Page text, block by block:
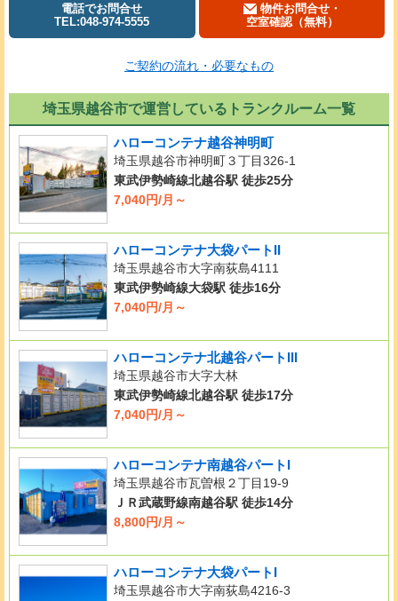
電話でお問合せ
TEL:048-974-5555
物件お問合せ・
空室確認（無料）
ご契約の流れ・必要なもの
埼玉県越谷市で運営しているトランクルーム一覧
ハローコンテナ越谷神明町
埼玉県越谷市神明町３丁目326-1
東武伊勢崎線北越谷駅 徒歩25分
7,040円/月～
ハローコンテナ大袋パートII
埼玉県越谷市大字南荻島4111
東武伊勢崎線大袋駅 徒歩16分
7,040円/月～
ハローコンテナ北越谷パートIII
埼玉県越谷市大字大林
東武伊勢崎線北越谷駅 徒歩17分
7,040円/月～
ハローコンテナ南越谷パートI
埼玉県越谷市瓦曽根２丁目19-9
ＪＲ武蔵野線南越谷駅 徒歩14分
8,800円/月～
ハローコンテナ大袋パートI
埼玉県越谷市大字南荻島4216-3